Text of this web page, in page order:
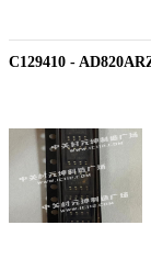
C129410 -